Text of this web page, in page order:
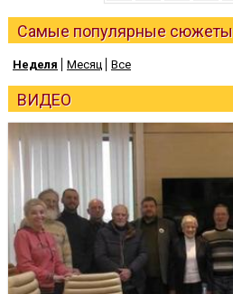
Самые популярные сюжеты
Неделя Месяц Все
ВИДЕО